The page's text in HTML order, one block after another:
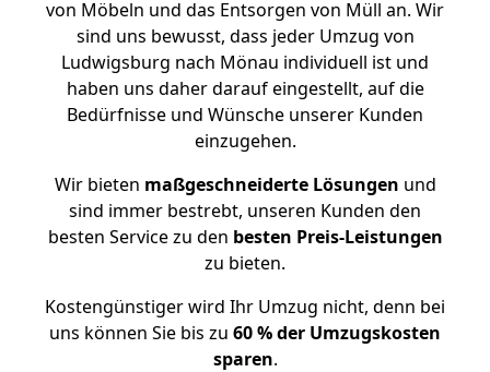
von Möbeln und das Entsorgen von Müll an. Wir
sind uns bewusst, dass jeder Umzug von
Ludwigsburg nach Mönau individuell ist und
haben uns daher darauf eingestellt, auf die
Bedürfnisse und Wünsche unserer Kunden
einzugehen.
Wir bieten maßgeschneiderte Lösungen und
sind immer bestrebt, unseren Kunden den
besten Service zu den besten Preis-Leistungen
zu bieten.
Kostengünstiger wird Ihr Umzug nicht, denn bei
uns können Sie bis zu 60 % der Umzugskosten
sparen.